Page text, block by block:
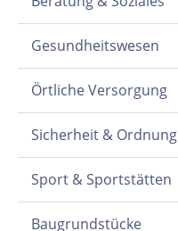
Gesundheitswesen
Örtliche Versorgung
Sicherheit & Ordnung
Sport & Sportstätten
Baugrundstücke